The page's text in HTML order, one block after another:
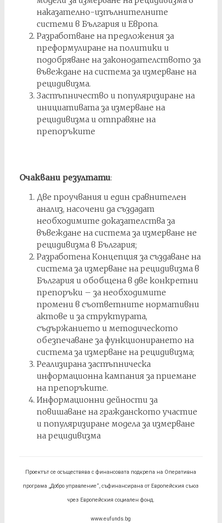
наказателно-изпълнителните
системи в България и Eвропа.
Разработване на предложения за
преформулиране на политики и
подобряване на законодателството за
въвеждане на система за измерване на
рецидивизма.
Застъпничество и популяризиране на
инициативата за измерване на
рецидивизма и отправяне на
препоръките
Очаквани резултати:
Две проучвания и един сравнителен
анализ, насочени да създадат
необходимите доказателства за
въвеждане на система за измерване не
рецидивизма в България;
Разработена Концепция за създаване на
система за измерване на рецидивизма в
България и обобщена в две конкретни
препоръки – за необходимите
промени в съответните нормативни
актове и за структурата,
съдържанието и методическото
обезпечаване за функционирането на
система за измерване на рецидивизма;
Реализирана застъпническа
информационна кампания за приемане
на препоръките.
Информационни дейности за
повишаване на гражданското участие
и популяризиране модела за измерване
на рецидивизма
Проектът се осъществява с финансовата подкрепа на Оперативна
програма „Добро управление“, съфинансирана от Европейския съюз
чрез Европейския социален фонд.
www.eufunds.bg